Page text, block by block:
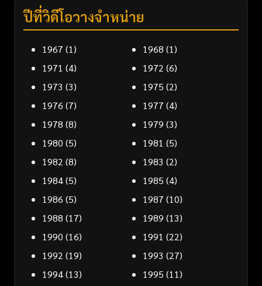
ปีที่วิดีโอวางจำหน่าย
1967 (1) 1968 (1)
1971 (4) 1972 (6)
1973 (3) 1975 (2)
1976 (7) 1977 (4)
1978 (8) 1979 (3)
1980 (5) 1981 (5)
1982 (8) 1983 (2)
1984(5) 1985 (4)
1986 (5) 1987 (10)
1988 (17) 1989 (13)
1990 (16) 1991 (22)
1992 (19) 1993 (27)
1994(13) 1995 (11)